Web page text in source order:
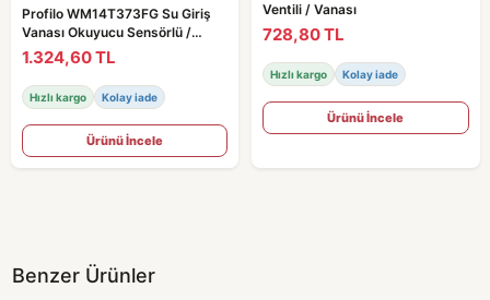
Profilo WM14T373FG Su Giriş
Vanası Okuyucu Sensörlü /
Ventili
1.324,60 TL
Hızlı kargo Kolay iade
Ürünü İncele
Ventili / Vanası
728,80 TL
Hızlı kargo Kolay iade
Ürünü İncele
Benzer Ürünler